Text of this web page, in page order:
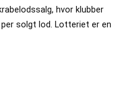
hvor klubber
solgt lod. Lotteriet er en